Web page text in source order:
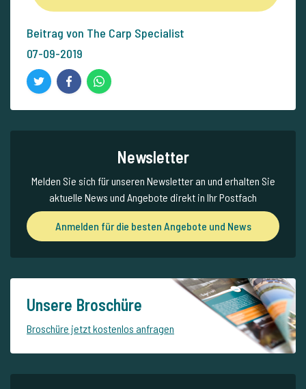
Beitrag von The Carp Specialist
07-09-2019
Newsletter
Melden Sie sich für unseren Newsletter an und erhalten Sie
aktuelle News und Angebote direkt in Ihr Postfach
Anmelden für die besten Angebote und News
Unsere Broschüre
Broschüre jetzt kostenlos anfragen